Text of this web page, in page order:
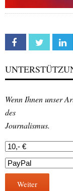
Facebook Twitter
Wenn Ihnen unser
des
Journalismus.
Weiter